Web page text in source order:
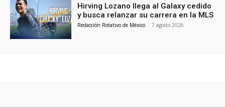
Hirving Lozano llega al Galaxy cedido
y busca relanzar su carrera en la MLS
Redacción Rotativo de México - 7 agosto 2026